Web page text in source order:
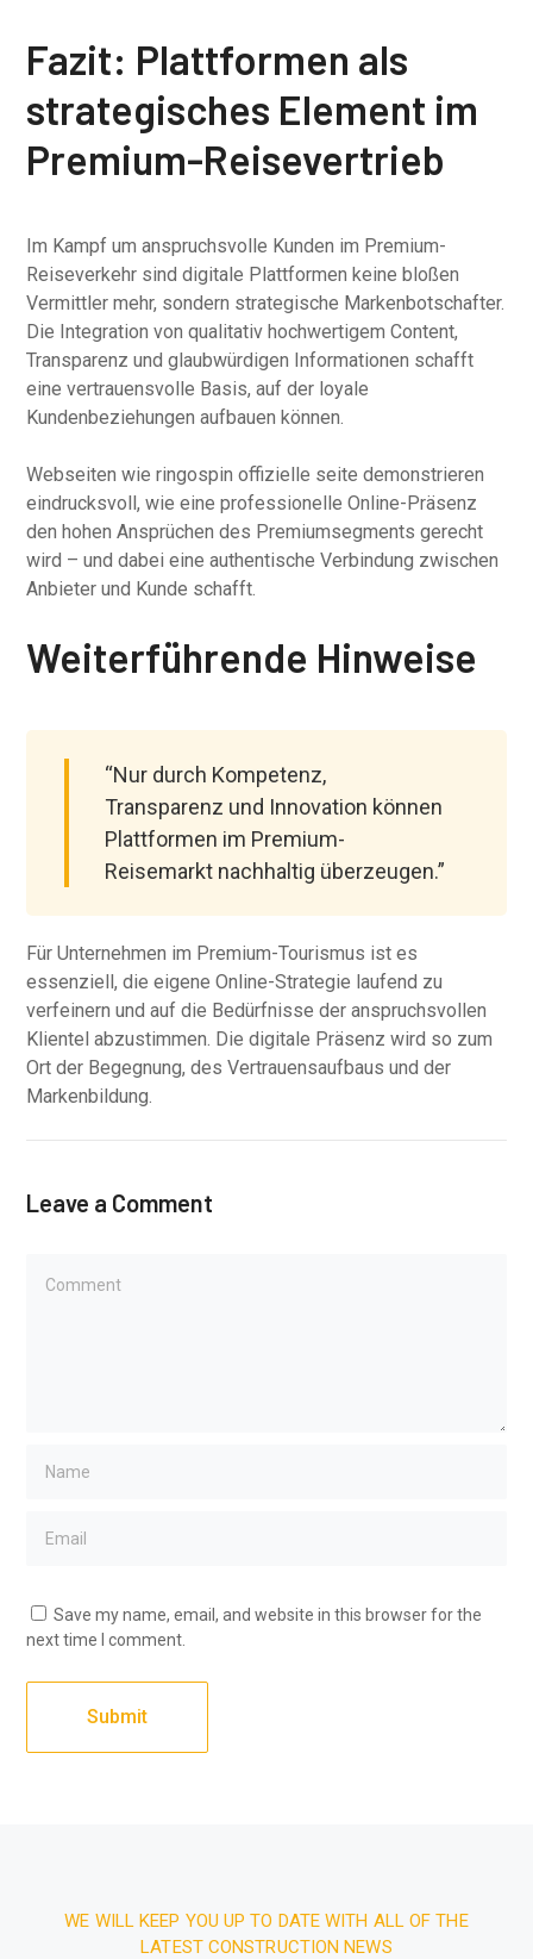
Fazit: Plattformen als
strategisches Element im
Premium-Reisevertrieb
Im Kampf um anspruchsvolle Kunden im Premium-
Reiseverkehr sind digitale Plattformen keine bloßen
Vermittler mehr, sondern strategische Markenbotschafter.
Die Integration von qualitativ hochwertigem Content,
Transparenz und glaubwürdigen Informationen schafft
eine vertrauensvolle Basis, auf der loyale
Kundenbeziehungen aufbauen können.
Webseiten wie ringospin offizielle seite demonstrieren
eindrucksvoll, wie eine professionelle Online-Präsenz
den hohen Ansprüchen des Premiumsegments gerecht
wird – und dabei eine authentische Verbindung zwischen
Anbieter und Kunde schafft.
Weiterführende Hinweise
“Nur durch Kompetenz,
Transparenz und Innovation können
Plattformen im Premium-
Reisemarkt nachhaltig überzeugen.”
Für Unternehmen im Premium-Tourismus ist es
essenziell, die eigene Online-Strategie laufend zu
verfeinern und auf die Bedürfnisse der anspruchsvollen
Klientel abzustimmen. Die digitale Präsenz wird so zum
Ort der Begegnung, des Vertrauensaufbaus und der
Markenbildung.
Leave a Comment
Save my name, email, and website in this browser for the
next time I comment.
WE WILL KEEP YOU UP TO DATE WITH ALL OF THE
LATEST CONSTRUCTION NEWS